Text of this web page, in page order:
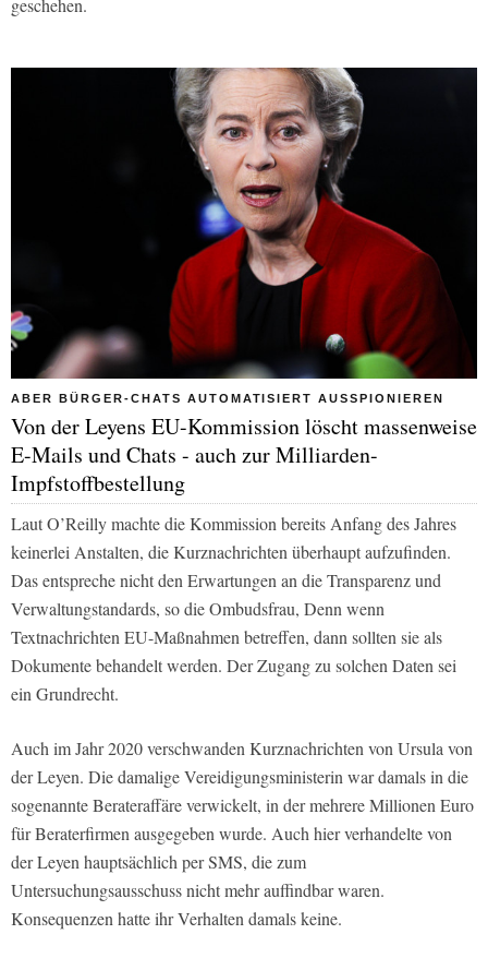
geschehen.
ABER BÜRGER-CHATS AUTOMATISIERT AUSSPIONIEREN
Von der Leyens EU-Kommission löscht massenweise
E-Mails und Chats - auch zur Milliarden-
Impfstoffbestellung
Laut O’Reilly machte die Kommission bereits Anfang des Jahres
keinerlei Anstalten, die Kurznachrichten überhaupt aufzufinden.
Das entspreche nicht den Erwartungen an die Transparenz und
Verwaltungstandards, so die Ombudsfrau, Denn wenn
Textnachrichten EU-Maßnahmen betreffen, dann sollten sie als
Dokumente behandelt werden. Der Zugang zu solchen Daten sei
ein Grundrecht.
Auch im Jahr 2020 verschwanden Kurznachrichten von Ursula von
der Leyen. Die damalige Vereidigungsministerin war damals in die
sogenannte Berateraffäre verwickelt, in der mehrere Millionen Euro
für Beraterfirmen ausgegeben wurde. Auch hier verhandelte von
der Leyen hauptsächlich per SMS, die zum
Untersuchungsausschuss nicht mehr auffindbar waren.
Konsequenzen hatte ihr Verhalten damals keine.